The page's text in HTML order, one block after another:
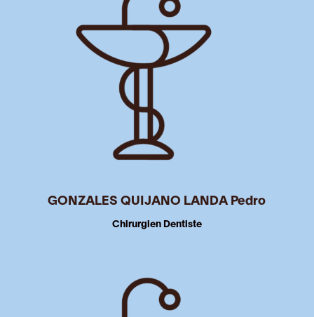
GONZALES QUIJANO LANDA Pedro
Chirurgien Dentiste